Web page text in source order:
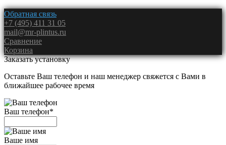
Обратная связь
+7 (495) 411 31 05
mail@mr-plintus.ru
Сравнение
Корзина
Заказать установку
Оставьте Ваш телефон и наш менеджер свяжется с Вами в
ближайшее рабочее время
Ваш телефон*
Ваше имя